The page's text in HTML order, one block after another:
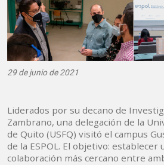
29 de junio de 2021
Liderados por su decano de
Zambrano, una delegación de la
de Quito (USFQ) visitó el campus
de la ESPOL. El objetivo: establecer
colaboración más cercano entre